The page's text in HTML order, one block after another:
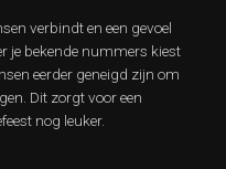
verbindt en een gevoel
je bekende nummers kiest
eerder geneigd zijn om
Dit zorgt voor een
nog leuker.